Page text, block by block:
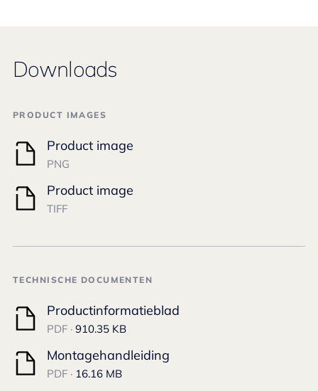
Downloads
PRODUCT IMAGES
Product image
PNG
Product image
TIFF
TECHNISCHE DOCUMENTEN
Productinformatieblad
PDF · 910.35 KB
Montagehandleiding
PDF · 16.16 MB